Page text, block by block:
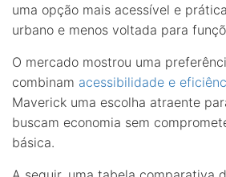
uma opção mais acessível e
urbano e menos voltada para
O mercado mostrou uma
combinam acessibilidade e
Maverick uma escolha atraente
buscam economia sem
básica.